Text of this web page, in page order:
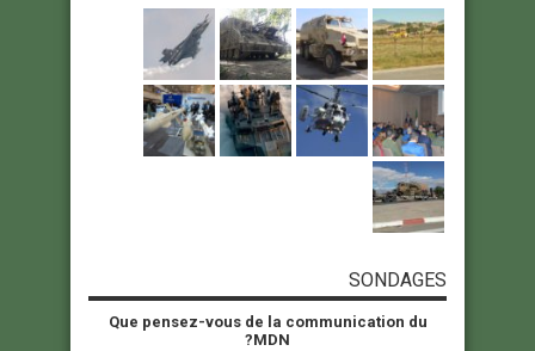
SONDAGES
Que pensez-vous de la communication du
MDN?